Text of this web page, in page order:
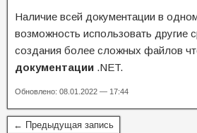
Наличие всей документации в
возможность использовать другие
создания более сложных файлов
документации .NET.
Обновлено: 08.01.2022 — 17:44
← Предыдущая запись